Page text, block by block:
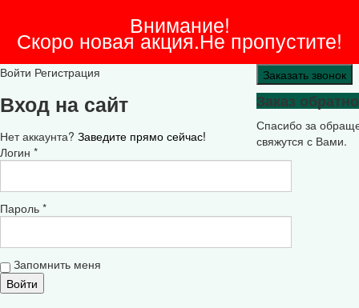
Внимание!
Скоро новая акция.Не пропустите!
Войти Регистрация
Вход на сайт
Нет аккаунта? Заведите прямо сейчас!
Логин *
Пароль *
Запомнить меня
Заказать звонок
Заказ
Спасибо за
свяжутся с Вами.